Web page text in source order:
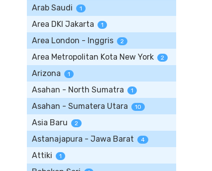
Arab Saudi 1
Area DKI Jakarta 1
Area London - Inggris 2
Area Metropolitan Kota New York 2
Arizona 1
Asahan - North Sumatra 1
Asahan - Sumatera Utara 10
Asia Baru 2
Astanajapura - Jawa Barat 4
Attiki 1